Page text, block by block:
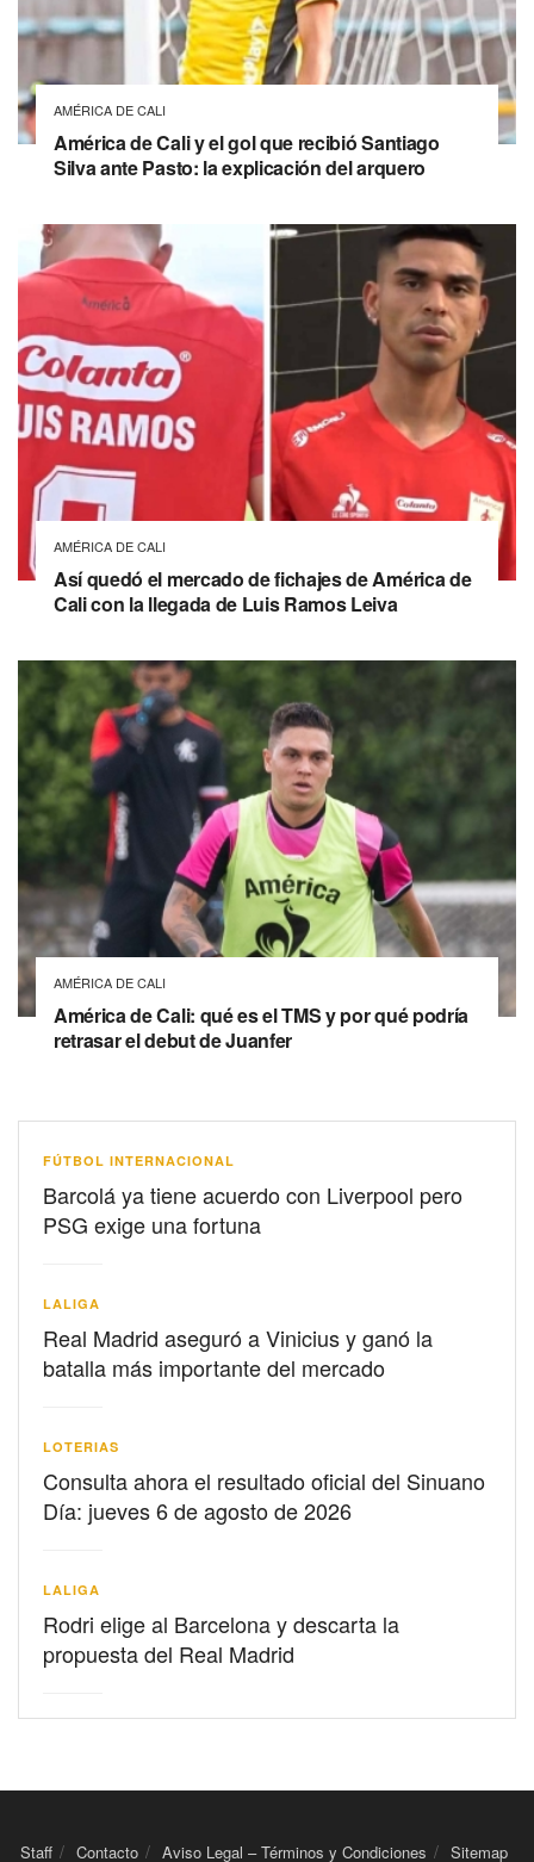
AMÉRICA DE CALI
América de Cali y el gol que recibió Santiago
Silva ante Pasto: la explicación del arquero
AMÉRICA DE CALI
Así quedó el mercado de fichajes de América de
Cali con la llegada de Luis Ramos Leiva
AMÉRICA DE CALI
América de Cali: qué es el TMS y por qué podría
retrasar el debut de Juanfer
FÚTBOL INTERNACIONAL
Barcolá ya tiene acuerdo con Liverpool pero
PSG exige una fortuna
LALIGA
Real Madrid aseguró a Vinicius y ganó la
batalla más importante del mercado
LOTERIAS
Consulta ahora el resultado oficial del Sinuano
Día: jueves 6 de agosto de 2026
LALIGA
Rodri elige al Barcelona y descarta la
propuesta del Real Madrid
Staff Contacto Aviso Legal – Términos y Condiciones Sitemap